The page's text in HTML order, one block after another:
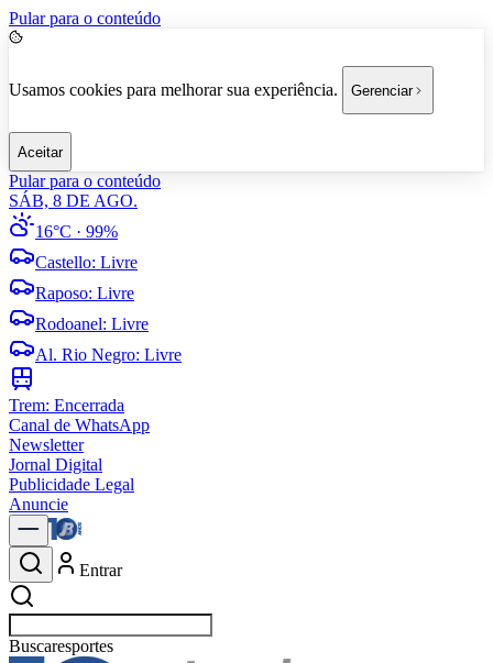
Pular para o conteúdo
Usamos cookies para melhorar sua experiência. Gerenciar
Aceitar
Pular para o conteúdo
SÁB, 8 DE AGO.
16°C · 99%
Castello: Livre
Raposo: Livre
Rodoanel: Livre
Al. Rio Negro: Livre
Trem: Encerrada
Canal de WhatsApp
Newsletter
Jornal Digital
Publicidade Legal
Anuncie
Entrar
Buscarespo